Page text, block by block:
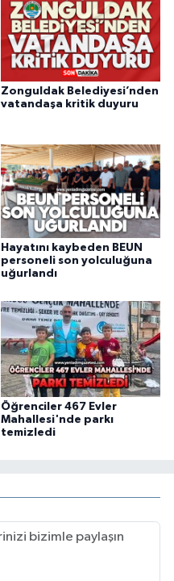
Zonguldak Belediyesi’nden
vatandaşa kritik duyuru
Hayatını kaybeden BEUN
personeli son yolculuğuna
uğurlandı
Öğrenciler 467 Evler
Mahallesi'nde parkı
temizledi